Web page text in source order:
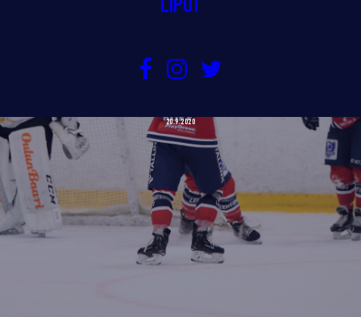
LIPUT
GIMMOILLE JO KOLMAS
20.9.2020